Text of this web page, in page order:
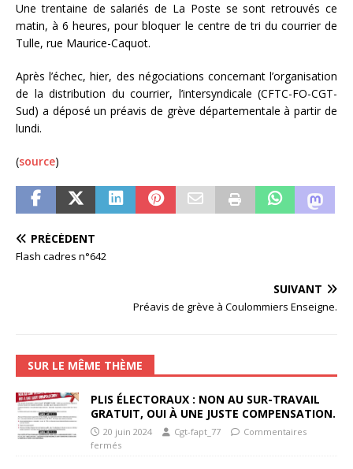
Une trentaine de salariés de La Poste se sont retrouvés ce
matin, à 6 heures, pour bloquer le centre de tri du courrier de
Tulle, rue Maurice-Caquot.
Après l’échec, hier, des négociations concernant l’organisation
de la distribution du courrier, l’intersyndicale (CFTC-FO-CGT-
Sud) a déposé un préavis de grève départementale à partir de
lundi.
(source)
PRÉCÉDENT
Flash cadres n°642
SUIVANT
Préavis de grève à Coulommiers Enseigne.
SUR LE MÊME THÈME
PLIS ÉLECTORAUX : NON AU SUR-TRAVAIL
GRATUIT, OUI À UNE JUSTE COMPENSATION.
20 juin 2024 Cgt-fapt_77
Commentaires
fermés